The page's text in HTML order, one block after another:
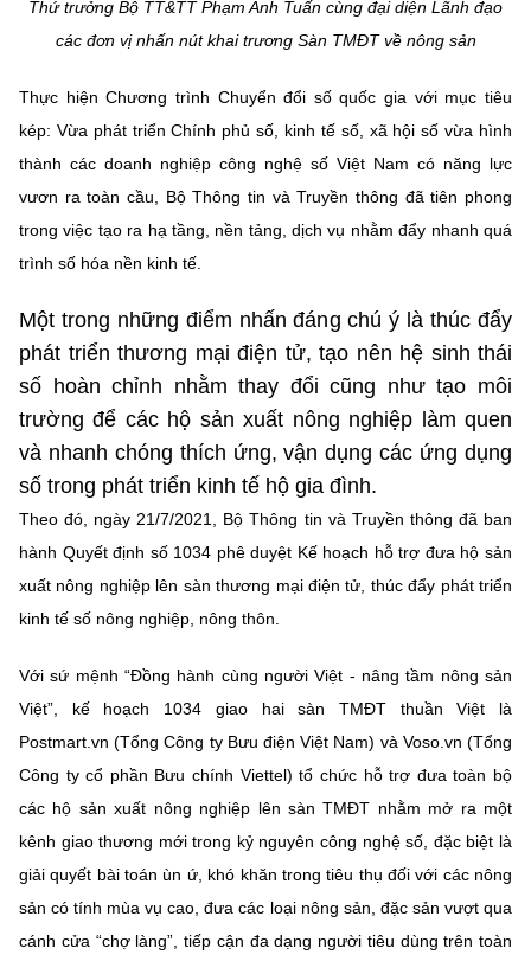
Chọn ngôn ngữ
MINISTRY OF SCIENCE AND TECHNOLOGY
Cơ quan chủ quản: Bộ Khoa học và Công nghệ (MST)
Chịu trách nhiệm nội dung: Nguyễn Thị Hải Hằng
Giám đốc Trung tâm Truyền thông Khoa học và Công nghệ.
Địa chỉ: Ban Biên tập Cổng TTĐT - 18 Nguyễn Du, TP. Hà Nội
Điện thoại: 024 3936 9506
Email:stc@mst.gov.vn
©2026 Bản quyền thuộc Bộ Khoa Học và Công Nghệ
website này)
Thứ trưởng Bộ TT&TT Phạm Anh Tuấn cùng đại diện Lãnh đạo
các đơn vị nhấn nút khai trương Sàn TMĐT về nông sản
Thực hiện Chương trình Chuyển đổi số quốc gia với mục tiêu
kép: Vừa phát triển Chính phủ số, kinh tế số, xã hội số vừa hình
thành các doanh nghiệp công nghệ số Việt Nam có năng lực
vươn ra toàn cầu, Bộ Thông tin và Truyền thông đã tiên phong
trong việc tạo ra hạ tầng, nền tảng, dịch vụ nhằm đẩy nhanh quá
trình số hóa nền kinh tế.
Một trong những điểm nhấn đáng chú ý là thúc đẩy
phát triển thương mại điện tử, tạo nên hệ sinh thái
số hoàn chỉnh nhằm thay đổi cũng như tạo môi
trường để các hộ sản xuất nông nghiệp làm quen
và nhanh chóng thích ứng, vận dụng các ứng dụng
số trong phát triển kinh tế hộ gia đình.
Theo đó, ngày 21/7/2021, Bộ Thông tin và Truyền thông đã ban
hành Quyết định số 1034 phê duyệt Kế hoạch hỗ trợ đưa hộ sản
xuất nông nghiệp lên sàn thương mại điện tử, thúc đẩy phát triển
kinh tế số nông nghiệp, nông thôn.
Với sứ mệnh “Đồng hành cùng người Việt - nâng tầm nông sản
Việt”, kế hoạch 1034 giao hai sàn TMĐT thuần Việt là
Postmart.vn (Tổng Công ty Bưu điện Việt Nam) và Voso.vn (Tổng
Công ty cổ phần Bưu chính Viettel) tổ chức hỗ trợ đưa toàn bộ
các hộ sản xuất nông nghiệp lên sàn TMĐT nhằm mở ra một
kênh giao thương mới trong kỷ nguyên công nghệ số, đặc biệt là
giải quyết bài toán ùn ứ, khó khăn trong tiêu thụ đối với các nông
sản có tính mùa vụ cao, đưa các loại nông sản, đặc sản vượt qua
cánh cửa “chợ làng”, tiếp cận đa dạng người tiêu dùng trên toàn